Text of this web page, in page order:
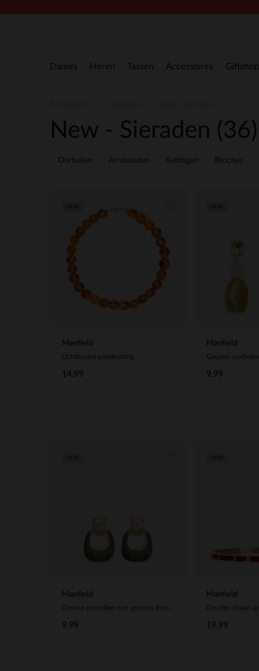
Dames Heren Tassen Accessoires Giftshop
New - Sieraden (36)
Oorbellen Armbanden Kettingen Broches
Manfield
Lichtbruine parelketting
14.99
Manfield
9.99
Manfield
Groene oorbellen met gouden details
9.99
Manfield
19.99